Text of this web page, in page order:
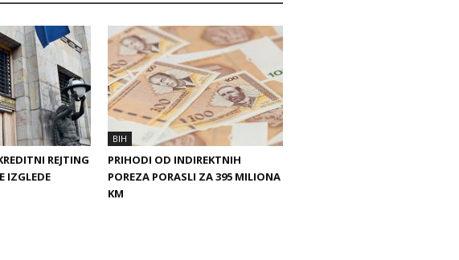
REJTING
IZGLEDE
BIH
PRIHODI OD INDIREKTNIH
POREZA PORASLI ZA 395 MILIONA
KM